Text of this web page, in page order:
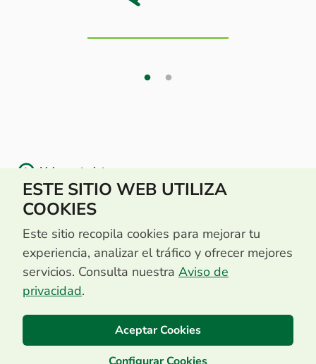
Volver a tarjetas
ESTE SITIO WEB UTILIZA
COOKIES
Este sitio recopila cookies para mejorar tu
experiencia, analizar el tráfico y ofrecer mejores
servicios. Consulta nuestra Aviso de
privacidad.
Aceptar Cookies